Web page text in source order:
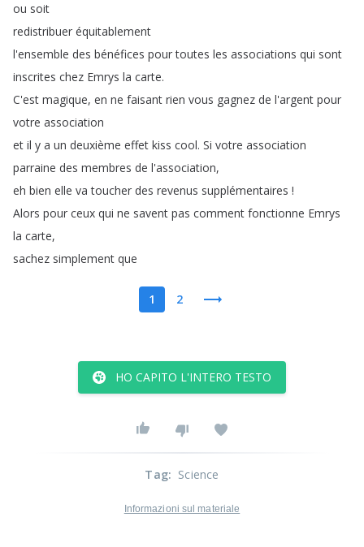
ou soit
redistribuer équitablement
l'ensemble des bénéfices pour toutes les associations qui sont
inscrites chez Emrys la carte.
C'est magique, en ne faisant rien vous gagnez de l'argent pour
votre association
et il y a un deuxième effet kiss cool. Si votre association
parraine des membres de l'association,
eh bien elle va toucher des revenus supplémentaires !
Alors pour ceux qui ne savent pas comment fonctionne Emrys
la carte,
sachez simplement que
1 2
HO CAPITO L'INTERO TESTO
Tag: Science
Informazioni sul materiale